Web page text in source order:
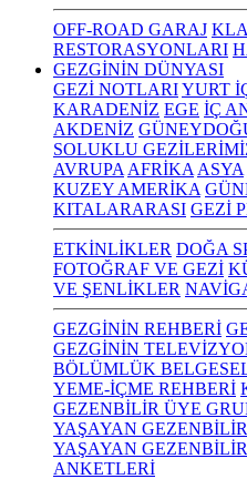
OFF-ROAD GARAJ
RESTORASYONLARI
GEZGİNİN DÜNYASI
GEZİ NOTLARIYURT
KARADENİZ EGE İÇ
AKDENİZ
SOLUKLU
AVRUPA AFRİKA ASYA
KUZEY AMERİKA
KITALARARASI GEZİ
ETKİNLİKLER DOĞA
FOTOĞRAF VE GEZİ
VE ŞENLİKLER
GEZGİNİN REHBERİ
GEZGİNİN
BÖLÜMLÜK
YEME-İÇME REHBERİ
GEZENBİLİR ÜYE
YAŞAYAN
YAŞAYAN
ANKETLERİ